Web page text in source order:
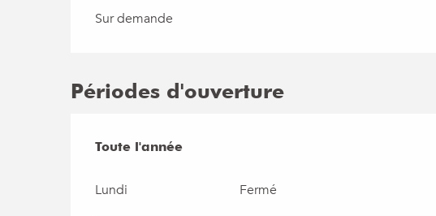
Sur demande
Périodes d'ouverture
Toute l'année
Toute l'année
Lundi Fermé